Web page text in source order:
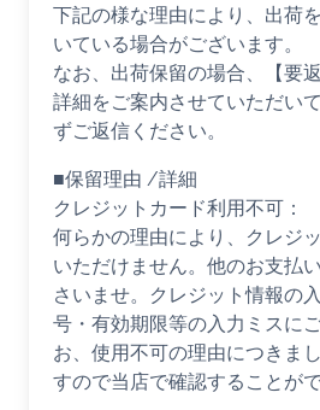
下記の様な理由により、出荷
いている場合がございます。
なお、出荷保留の場合、【要
詳細をご案内させていただい
ずご返信ください。
■保留理由 /詳細
クレジットカード利用不可：
何らかの理由により、クレジ
いただけません。他のお支払
さいませ。クレジット情報の
号・有効期限等の入力ミスに
お、使用不可の理由につきま
すので当店で確認することがで